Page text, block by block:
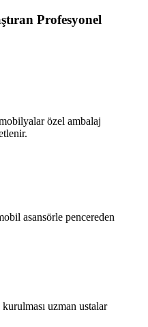
Profesyonel
özel ambalaj
asansörle pencereden
uzman ustalar